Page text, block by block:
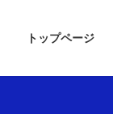
トップページ